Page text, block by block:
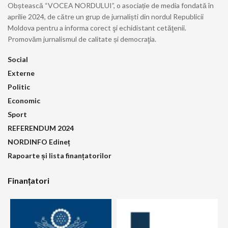
Obștească “VOCEA NORDULUI”, o asociație de media fondată în
aprilie 2024, de către un grup de jurnaliști din nordul Republicii
Moldova pentru a informa corect şi echidistant cetăţenii.
Promovăm jurnalismul de calitate și democraţia.
Social
Externe
Politic
Economic
Sport
REFERENDUM 2024
NORDINFO Edineț
Rapoarte și lista finanțatorilor
Finanțatori